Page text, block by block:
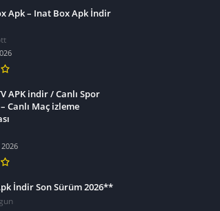
Apk – Inat Box Apk İndir
APK indir / Canlı Spor
Canlı Maç izleme
İndir Son Sürüm 2026**